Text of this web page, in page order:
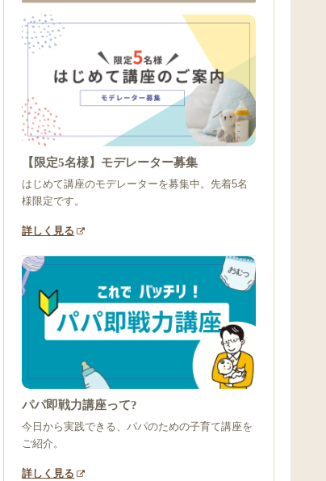
【限定5名様】モデレーター募集
はじめて講座のモデレーターを募集中。先着5名
様限定です。
詳しく見る
パパ即戦力講座って?
今日から実践できる、パパのための子育て講座を
ご紹介。
詳しく見る